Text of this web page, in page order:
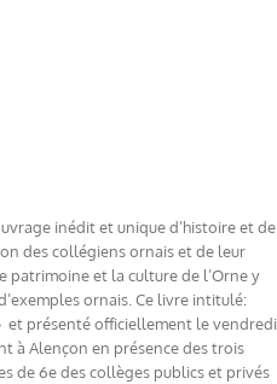
inédit et unique d’histoire et de
des collégiens ornais et de leur
patrimoine et la culture de l’Orne y
ornais. Ce livre intitulé:
et présenté officiellement le vendredi
à Alençon en présence des trois
de 6e des collèges publics et privés